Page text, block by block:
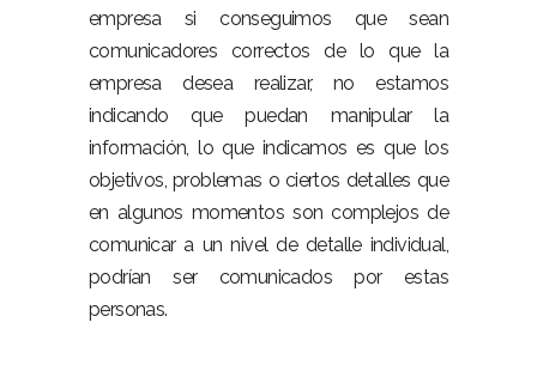
empresa si conseguimos que sean
comunicadores correctos de lo que la
empresa desea realizar, no estamos
indicando que puedan manipular la
información, lo que indicamos es que los
objetivos, problemas o ciertos detalles que
en algunos momentos son complejos de
comunicar a un nivel de detalle individual,
podrían ser comunicados por estas
personas.